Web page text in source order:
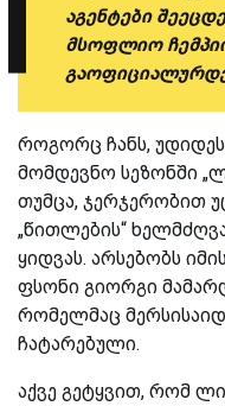
აგენტები
მსოფლიო
როგორც ჩანს,
მომდევნო სეზონში
თუმცა, ჯერჯერობით
„წითლების“
ყიდვას. არსებობს
ფსონი გიორგი
რომელმაც
ჩატარებული.
აქვე გეტყვით, რომ